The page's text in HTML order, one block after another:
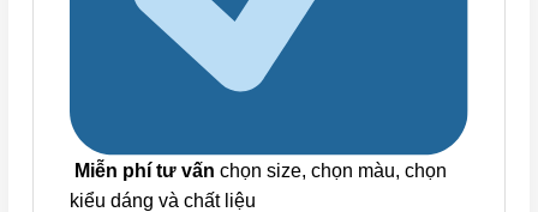
Miễn phí tư vấn chọn size, chọn màu, chọn
kiểu dáng và chất liệu